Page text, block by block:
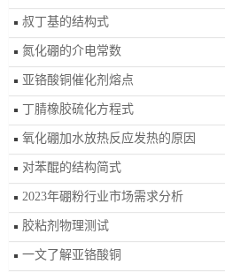
叔丁基的结构式
氮化硼的介电常数
亚铬酸铜催化剂熔点
丁腈橡胶硫化方程式
氧化硼加水放热反应发热的原因
对苯醌的结构简式
2023年硼粉行业市场需求分析
胶粘剂物理测试
一文了解亚铬酸铜